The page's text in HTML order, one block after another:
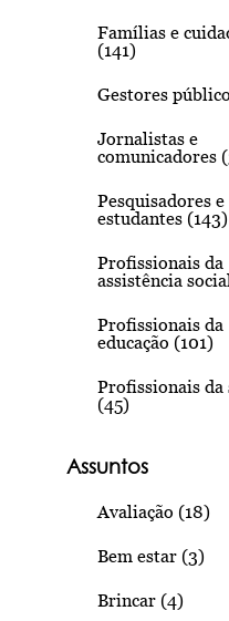
Famílias e
(141)
Gestores
Jornalistas e
comunicadores
Pesquisadores e
estudantes (143)
Profissionais da
assistência
Profissionais da
educação (101)
Profissionais da
(45)
Assuntos
Avaliação (18)
Bem estar (3)
Brincar (4)